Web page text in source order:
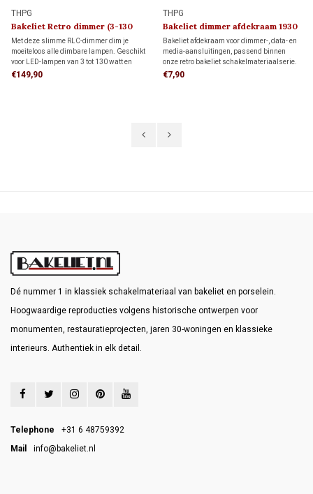
THPG
Bakeliet Retro dimmer (3-130
Watt) 1930
Met deze slimme RLC-dimmer dim je
moeiteloos alle dimbare lampen. Geschikt
voor LED-lampen van 3 tot 130 watt en
andere lampen van 7 tot 350 watt. Dankzij
€149,90
THPG
Bakeliet dimmer afdekraam 1930
Bakeliet afdekraam voor dimmer-, data- en
media-aansluitingen, passend binnen
onze retro bakeliet schakelmateriaalserie.
Uitgevoerd in gebroken wit voor een
€7,90
Dé nummer 1 in klassiek schakelmateriaal van bakeliet en porselein.
Hoogwaardige reproducties volgens historische ontwerpen voor
monumenten, restauratieprojecten, jaren 30-woningen en klassieke
interieurs. Authentiek in elk detail.
Telephone
+31 6 48759392
Mail
info@bakeliet.nl